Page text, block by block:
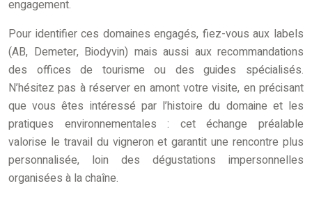
engagement.
Pour identifier ces domaines engagés, fiez-vous aux labels
(AB, Demeter, Biodyvin) mais aussi aux recommandations
des offices de tourisme ou des guides spécialisés.
N’hésitez pas à réserver en amont votre visite, en précisant
que vous êtes intéressé par l’histoire du domaine et les
pratiques environnementales : cet échange préalable
valorise le travail du vigneron et garantit une rencontre plus
personnalisée, loin des dégustations impersonnelles
organisées à la chaîne.